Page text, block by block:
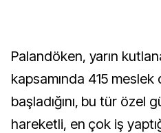
Palandöken, yarın
kapsamında 415 meslek
başladığını, bu tür özel
hareketli, en çok iş